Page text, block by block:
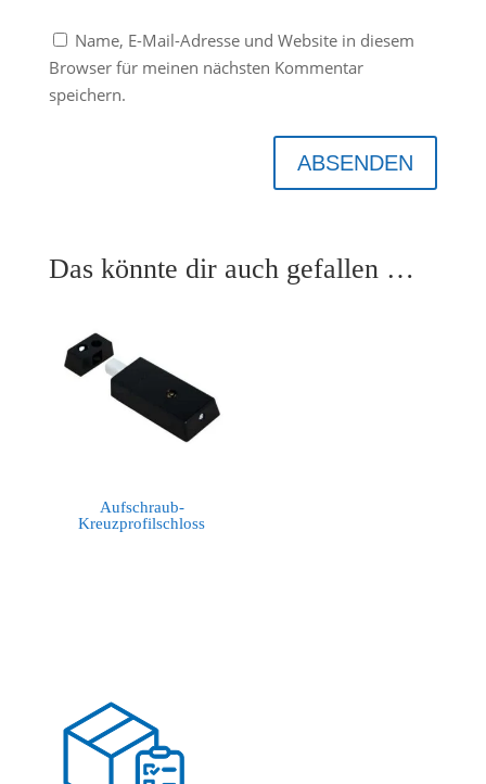
Name, E-Mail-Adresse und Website in diesem
Browser für meinen nächsten Kommentar
speichern.
ABSENDEN
Das könnte dir auch gefallen …
Aufschraub-
Kreuzprofilschloss